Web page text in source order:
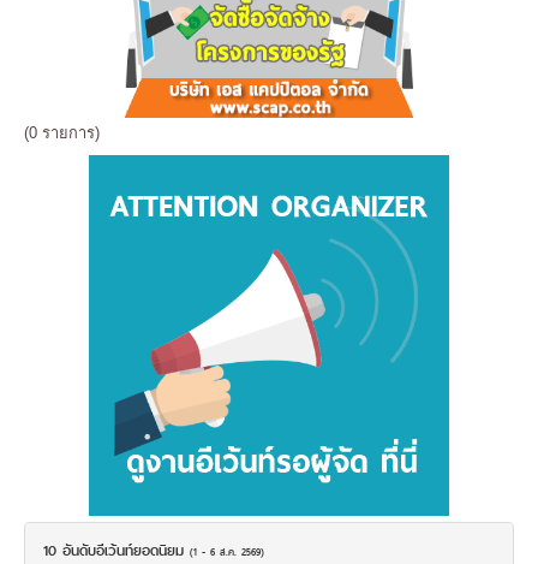
(0 รายการ)
10 อันดับอีเว้นท์ยอดนิยม (1 - 6 ส.ค. 2569)